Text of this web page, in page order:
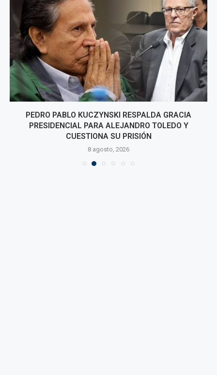
PEDRO PABLO KUCZYNSKI RESPALDA GRACIA
PRESIDENCIAL PARA ALEJANDRO TOLEDO Y
CUESTIONA SU PRISIÓN
8 agosto, 2026